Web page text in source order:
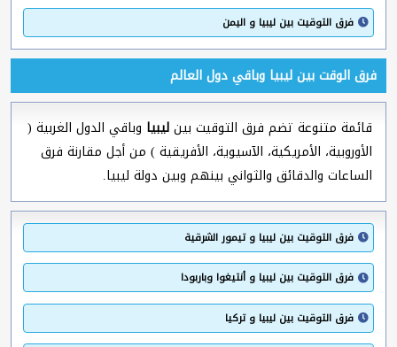
فرق التوقيت بين ليبيا و اليمن
فرق الوقت بين ليبيا وباقي دول العالم
قائمة متنوعة تضم فرق التوقيت بينليبيا وباقي الدول الغربية (
الأوروبية، الأمريكية، الآسيوية، الأفريقية ) من أجل مقارنة فرق
الساعات والدقائق والثواني بينهم وبين دولة ليبيا.
فرق التوقيت بين ليبيا و تيمور الشرقية
فرق التوقيت بين ليبيا و أنتيغوا وباربودا
فرق التوقيت بين ليبيا و تركيا